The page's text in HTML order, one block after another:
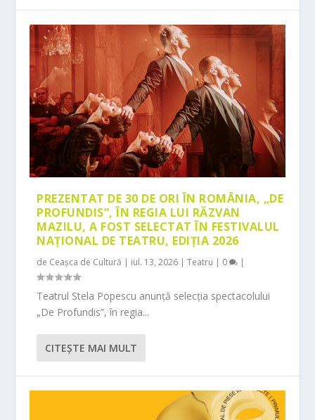
PREZENTAT DE 30 DE ORI ÎN ROMÂNIA, „DE
PROFUNDIS”, ÎN REGIA LUI RĂZVAN
MAZILU, A FOST SELECTAT ÎN FESTIVALUL
NAȚIONAL DE TEATRU, EDIȚIA 2026
de Ceașca de Cultură | iul. 13, 2026 |Teatru | 0 |
Teatrul Stela Popescu anunță selecția spectacolului
„De Profundis”, în regia...
CITEŞTE MAI MULT